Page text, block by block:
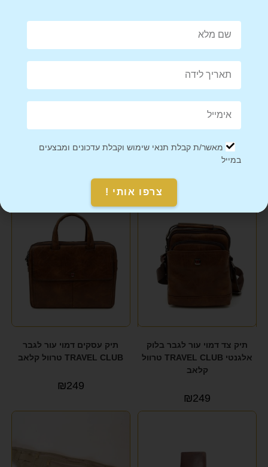
Tweet This Product
Share on Facebook
Pin This Product
תיק צד דמוי עור לגבר בלוק
אלגנטי TRAVEL CLUB טרוול
קלאב
₪249
תיק עסקים דמוי עור לגבר
TRAVEL CLUB טרוול קלאב
₪249
מאשר/ת קבלת תנאי שימוש וקבלת עדכונים ומבצעים
במייל
צרפו אותי !